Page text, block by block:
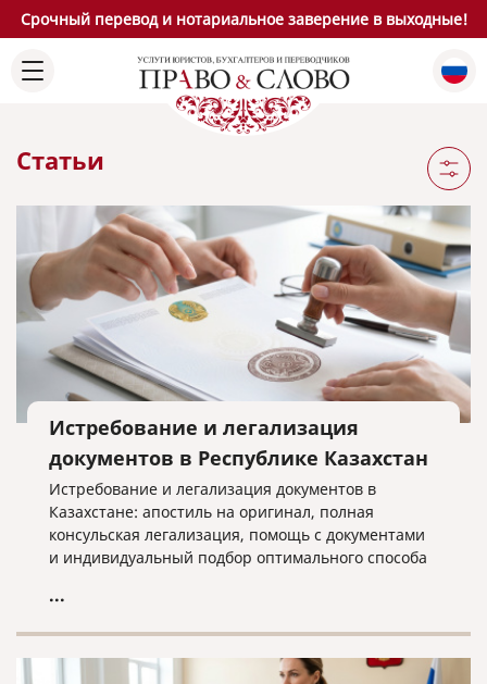
Срочный перевод и нотариальное заверение в выходные!
Статьи
Истребование и легализация
документов в Республике Казахстан
Истребование и легализация документов в
Казахстане: апостиль на оригинал, полная
консульская легализация, помощь с документами
и индивидуальный подбор оптимального способа
...